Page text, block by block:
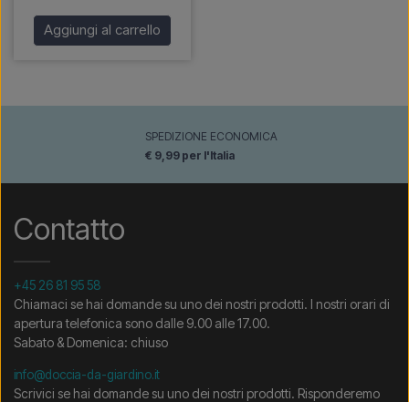
Aggiungi al carrello
SPEDIZIONE ECONOMICA
€ 9,99 per l'Italia
Contatto
+45 26 81 95 58
Chiamaci se hai domande su uno dei nostri prodotti. I nostri orari di
apertura telefonica sono dalle 9.00 alle 17.00.
Sabato & Domenica: chiuso
info@doccia-da-giardino.it
Scrivici se hai domande su uno dei nostri prodotti. Risponderemo